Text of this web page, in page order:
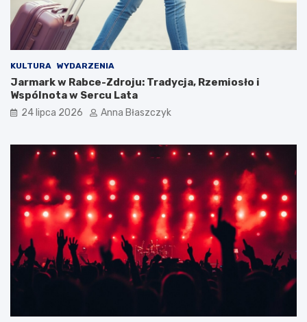
KULTURA WYDARZENIA
Jarmark w Rabce-Zdroju: Tradycja, Rzemiosło i
Wspólnota w Sercu Lata
24 lipca 2026 Anna Błaszczyk